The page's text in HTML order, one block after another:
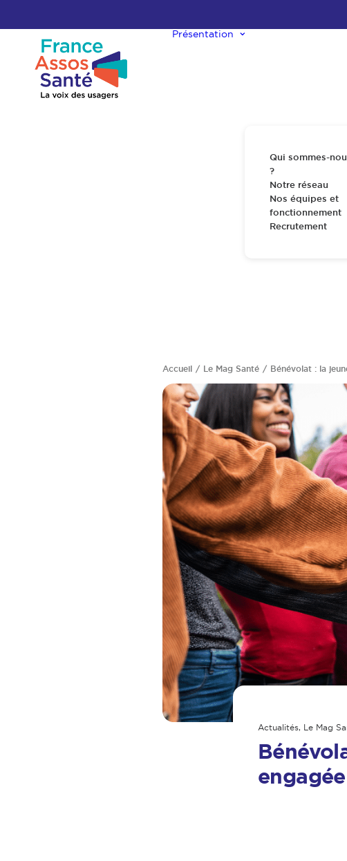
Présentation
Qui sommes-
?
Notre réseau
Nos équipes et
fonctionnement
Recrutement
Accueil Le Mag Santé Bénévolat : la
Actualités, Le Mag
engagée